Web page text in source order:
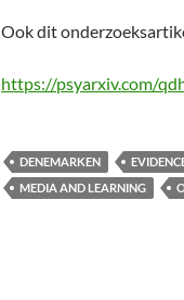
Ook dit
https://psyarxiv.com/
DENEMARKEN
MEDIA AND LEARNING